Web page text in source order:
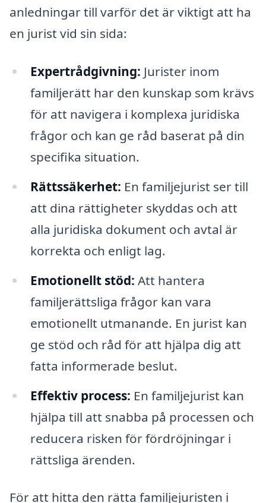
anledningar till varför det är viktigt att ha
en jurist vid sin sida:
Expertrådgivning: Jurister inom
familjerätt har den kunskap som krävs
för att navigera i komplexa juridiska
frågor och kan ge råd baserat på din
specifika situation.
Rättssäkerhet: En familjejurist ser till
att dina rättigheter skyddas och att
alla juridiska dokument och avtal är
korrekta och enligt lag.
Emotionellt stöd: Att hantera
familjerättsliga frågor kan vara
emotionellt utmanande. En jurist kan
ge stöd och råd för att hjälpa dig att
fatta informerade beslut.
Effektiv process: En familjejurist kan
hjälpa till att snabba på processen och
reducera risken för fördröjningar i
rättsliga ärenden.
För att hitta den rätta familjejuristen i